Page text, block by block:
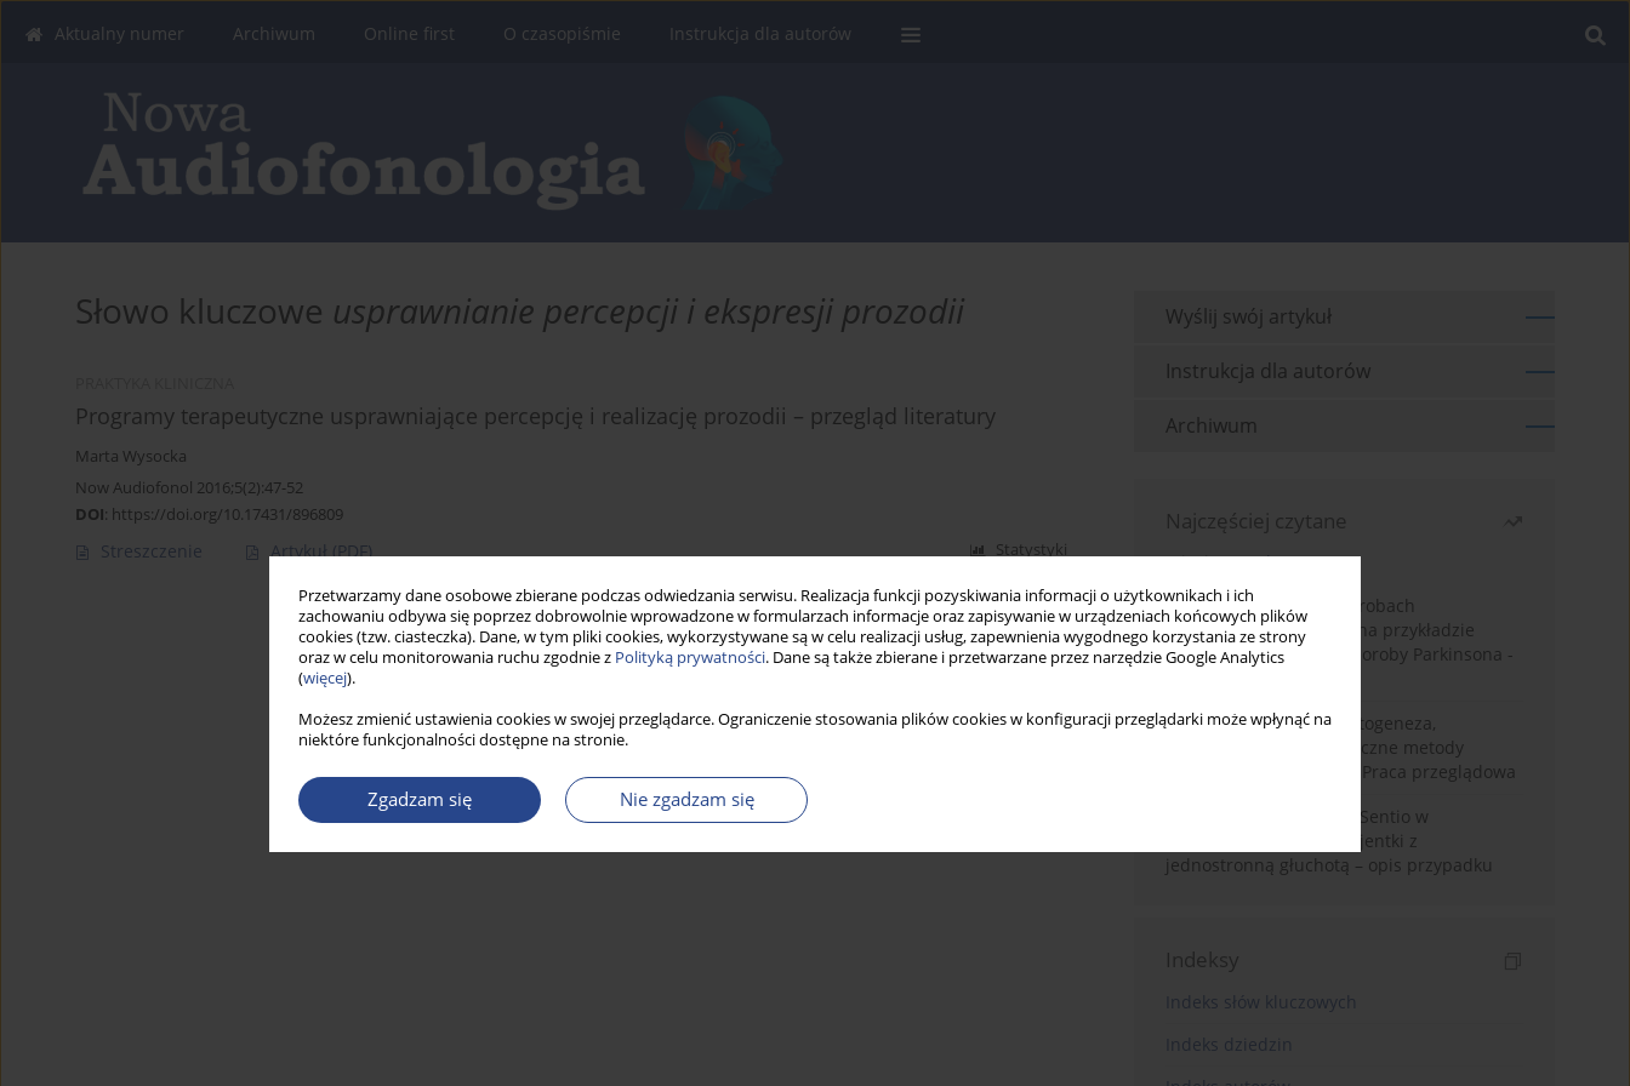
Przetwarzamy dane osobowe zbierane podczas odwiedzania serwisu. Realizacja funkcji pozyskiwania informacji o użytkownikach i ich
zachowaniu odbywa się poprzez dobrowolnie wprowadzone w formularzach informacje oraz zapisywanie w urządzeniach końcowych plików
cookies (tzw. ciasteczka). Dane, w tym pliki cookies, wykorzystywane są w celu realizacji usług, zapewnienia wygodnego korzystania ze strony
oraz w celu monitorowania ruchu zgodnie z Polityką prywatności. Dane są także zbierane i przetwarzane przez narzędzie Google Analytics
(więcej).
Możesz zmienić ustawienia cookies w swojej przeglądarce. Ograniczenie stosowania plików cookies w konfiguracji przeglądarki może wpłynąć na
niektóre funkcjonalności dostępne na stronie.
Zgadzam się Nie zgadzam się
Aktualny numer Archiwum Online first O czasopiśmie Instrukcja dla autorów
Słowo kluczowe usprawnianie percepcji i ekspresji prozodii
Programy terapeutyczne usprawniające percepcję i realizację prozodii – przegląd literatury
Marta Wysocka
Now Audiofonol 2016;5(2):47-52
DOI: https://doi.org/10.17431/896809
Streszczenie Artykuł(PDF) Statystyki
Wyślij swój artykuł
Instrukcja dla autorów
Archiwum
Najczęściej czytane
Miesiąc
Rok
Badanie zmysłów w chorobach
neurodegeneracyjnych na przykładzie
choroby Alzheimera i choroby Parkinsona -
Choroba Meniere’a – patogeneza,
diagnostyka, niechirurgiczne metody
leczenia i kontrowersje. Praca przeglądowa
Wykorzystanie systemu Sentio w
konfiguracji CROS u pacjentki z
jednostronną głuchotą – opis przypadku
Indeksy
Indeks słów kluczowych
Indeks dziedzin